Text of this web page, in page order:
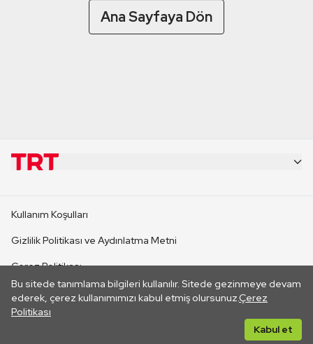
Ana Sayfaya Dön
Bu sitede tanımlama bilgileri kullanılır. Sitede gezinmeye devam
ederek, çerez kullanımımızı kabul etmiş olursunuz.Çerez
Politikası
Kabul et
CANLI YAYINLAR
Kullanım Koşulları
Gizlilik Politikası ve Aydınlatma Metni
Çerez Politikası
İletişim
Her hakkı saklıdır. ©2026 TRT. Bağlantı yoluyla gidilen dış